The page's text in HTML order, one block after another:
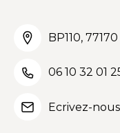
BP110,
06 10 32 01
Ecrivez-nous